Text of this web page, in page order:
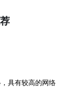
具有较高的网络